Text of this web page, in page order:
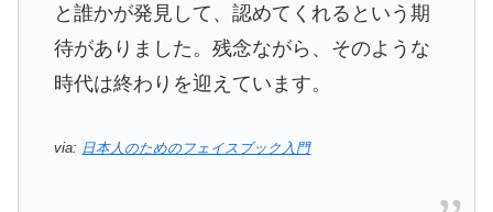
と誰かが発見して、認めてくれるという期
待がありました。残念ながら、そのような
時代は終わりを迎えています。
via: 日本人のためのフェイスブック入門